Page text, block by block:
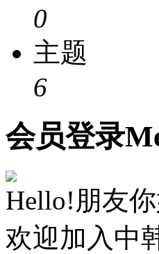
0
主题
6
会员登录
Hello!朋友
欢迎加入中